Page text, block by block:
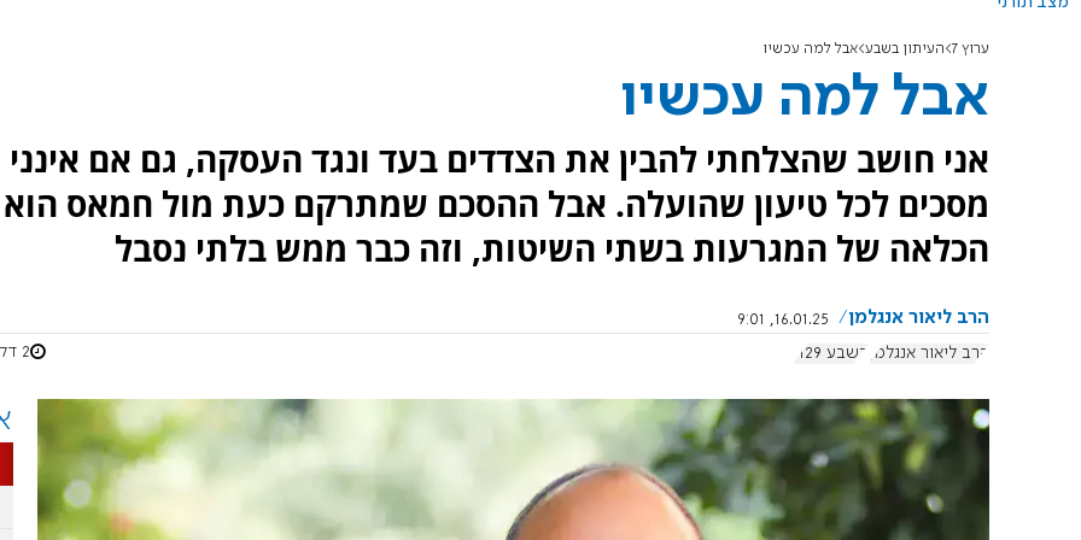
ערוץ 7 העיתון בשבע אבל למה עכשיו
אבל למה עכשיו
אני חושב שהצלחתי להבין את הצדדים בעד ונגד העסקה, גם אם אינני
מסכים לכל טיעון שהועלה. אבל ההסכם שמתרקם כעת מול חמאס הוא
הכלאה של המגרעות בשתי השיטות, וזה כבר ממש בלתי נסבל
הרב ליאור אנגלמן
16.01.25, 9:01
הרב ליאור אנגלמן בשבע 1129 2 דקות